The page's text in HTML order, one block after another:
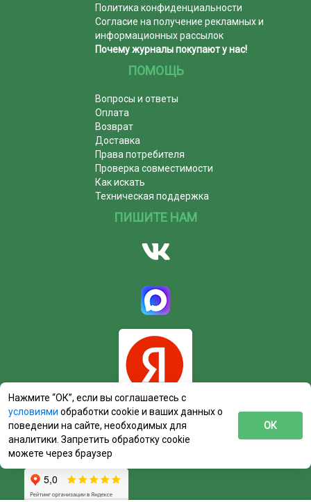
Политика конфиденциальности
Согласие на получение рекламных и
информационных рассылок
Почему журналы покупают у нас!
ПОМОЩЬ
Вопросы и ответы
Оплата
Возврат
Доставка
Права потребителя
Проверка совместимости
Как искать
Техническая поддержка
ПИШИТЕ НАМ
Нажмите “ОК”, если вы соглашаетесь с
условиями обработки cookie и ваших данных о
поведении на сайте, необходимых для
аналитики. Запретить обработку cookie
можете через браузер
ОК